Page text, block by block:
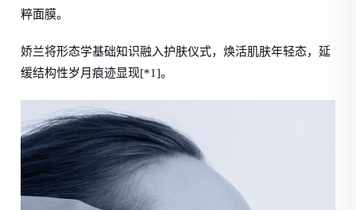
粹面膜。
娇兰将形态学基础知识融入护肤仪式，焕活肌肤年轻态，延
缓结构性岁月痕迹显现[*1]。